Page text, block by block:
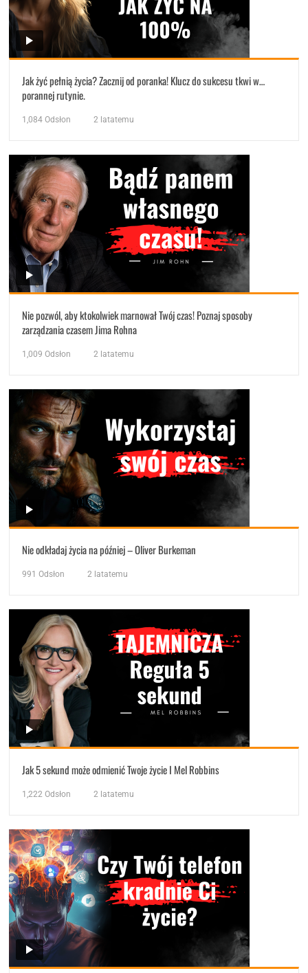
Jak żyć pełnią życia? Zacznij od poranka! Klucz do sukcesu tkwi w…
porannej rutynie.
1,084 Odsłon 2 latatemu
Nie pozwól, aby ktokolwiek marnował Twój czas! Poznaj sposoby
zarządzania czasem Jima Rohna
1,009 Odsłon 2 latatemu
Nie odkładaj życia na później – Oliver Burkeman
991 Odsłon 2 latatemu
Jak 5 sekund może odmienić Twoje życie I Mel Robbins
1,222 Odsłon 2 latatemu